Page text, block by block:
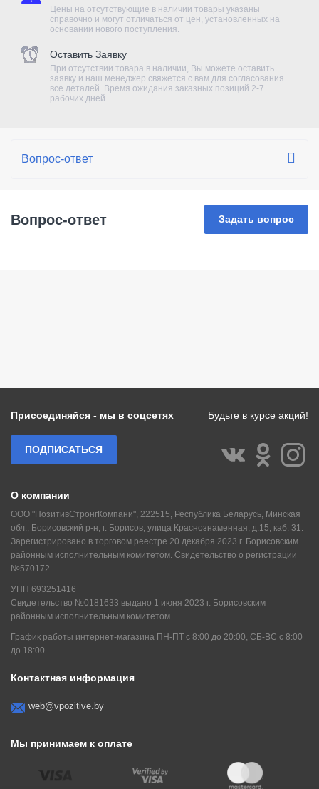
Цены на отсутствующие в наличии товары указаны
справочно и могут отличаться от цен, установленных на
основании нового поступления.
Оставить Заявку
При отсутствии товара в наличии, Вы можете оставить
заявку и наш менеджер свяжется с вам для согласования
все деталей. Время ожидания заказных позиций 2-7
рабочих дней.
Вопрос-ответ Задать вопрос
Мы принимаем к оплате
Контактная информация
web@vpozitive.by
О компании
ООО "ПозитивСтронгКомпани", 222515, Республика Беларусь, Минская
обл., Борисовский р-н, г. Борисов, улица Краснознаменная, д.15, каб. 31.
Зарегистрировано в торговом реестре 20 декабря 2023 г. Борисовским
районным исполнительным комитетом. Свидетельство о регистрации
№570172.
УНП 693251416
Свидетельство №0181633 выдано 1 июня 2023 г. Борисовским
районным исполнительным комитетом.
График работы интернет-магазина ПН-ПТ с 8:00 до 20:00, СБ-ВС с 8:00
до 18:00.
Присоединяйся - мы в соцсетях Будьте в курсе акций!
ПОДПИСАТЬСЯ